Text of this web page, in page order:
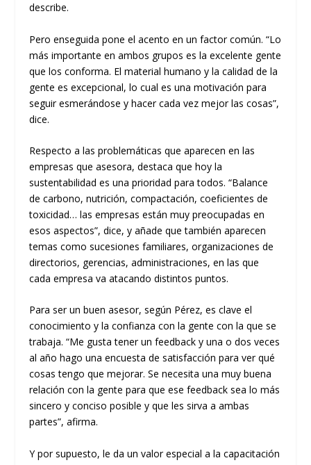
describe.
Pero enseguida pone el acento en un factor común. “Lo
más importante en ambos grupos es la excelente gente
que los conforma. El material humano y la calidad de la
gente es excepcional, lo cual es una motivación para
seguir esmerándose y hacer cada vez mejor las cosas”,
dice.
Respecto a las problemáticas que aparecen en las
empresas que asesora, destaca que hoy la
sustentabilidad es una prioridad para todos. “Balance
de carbono, nutrición, compactación, coeficientes de
toxicidad… las empresas están muy preocupadas en
esos aspectos”, dice, y añade que también aparecen
temas como sucesiones familiares, organizaciones de
directorios, gerencias, administraciones, en las que
cada empresa va atacando distintos puntos.
Para ser un buen asesor, según Pérez, es clave el
conocimiento y la confianza con la gente con la que se
trabaja. “Me gusta tener un feedback y una o dos veces
al año hago una encuesta de satisfacción para ver qué
cosas tengo que mejorar. Se necesita una muy buena
relación con la gente para que ese feedback sea lo más
sincero y conciso posible y que les sirva a ambas
partes”, afirma.
Y por supuesto, le da un valor especial a la capacitación